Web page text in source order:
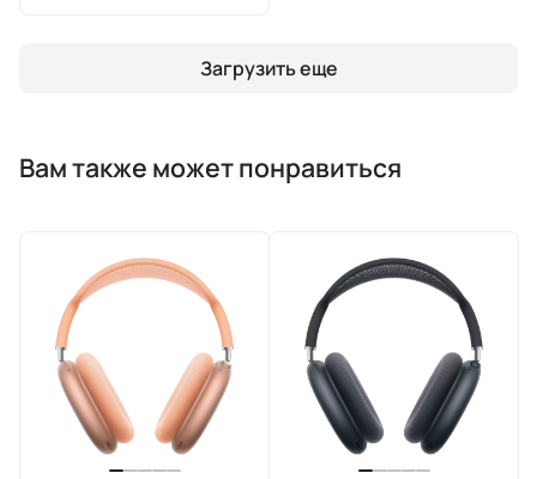
Загрузить еще
Вам также может понравиться